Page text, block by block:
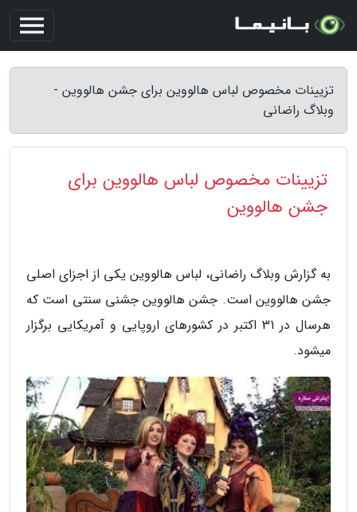
تزیینات مخصوص لباس هالووین برای جشن هالووین -
وبلاگ راضانی
تزیینات مخصوص لباس هالووین برای
جشن هالووین
به گزارش وبلاگ راضانی، لباس هالووین یکی از اجزای اصلی
جشن هالووین است. جشن هالووین جشنی سنتی است که
هرسال در 31 اکتبر در کشورهای اروپایی و آمریکایی برگزار
میشود.